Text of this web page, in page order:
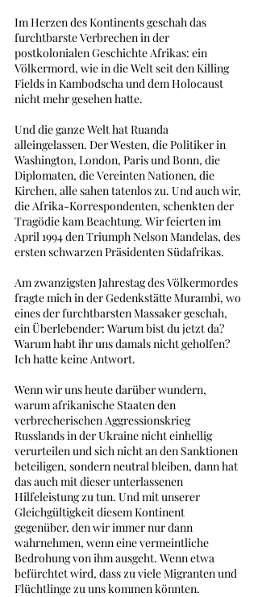
Im Herzen des Kontinents geschah das
furchtbarste Verbrechen in der
postkolonialen Geschichte Afrikas: ein
Völkermord, wie in die Welt seit den Killing
Fields in Kambodscha und dem Holocaust
nicht mehr gesehen hatte.
Und die ganze Welt hat Ruanda
alleingelassen. Der Westen, die Politiker in
Washington, London, Paris und Bonn, die
Diplomaten, die Vereinten Nationen, die
Kirchen, alle sahen tatenlos zu. Und auch wir,
die Afrika-Korrespondenten, schenkten der
Tragödie kam Beachtung. Wir feierten im
April 1994 den Triumph Nelson Mandelas, des
ersten schwarzen Präsidenten Südafrikas.
Am zwanzigsten Jahrestag des Völkermordes
fragte mich in der Gedenkstätte Murambi, wo
eines der furchtbarsten Massaker geschah,
ein Überlebender: Warum bist du jetzt da?
Warum habt ihr uns damals nicht geholfen?
Ich hatte keine Antwort.
Wenn wir uns heute darüber wundern,
warum afrikanische Staaten den
verbrecherischen Aggressionskrieg
Russlands in der Ukraine nicht einhellig
verurteilen und sich nicht an den Sanktionen
beteiligen, sondern neutral bleiben, dann hat
das auch mit dieser unterlassenen
Hilfeleistung zu tun. Und mit unserer
Gleichgültigkeit diesem Kontinent
gegenüber, den wir immer nur dann
wahrnehmen, wenn eine vermeintliche
Bedrohung von ihm ausgeht. Wenn etwa
befürchtet wird, dass zu viele Migranten und
Flüchtlinge zu uns kommen könnten.